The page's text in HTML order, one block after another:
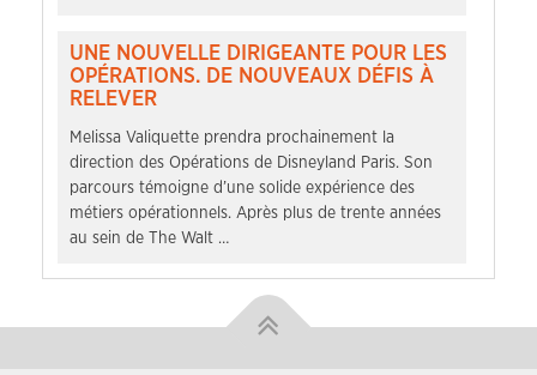
UNE NOUVELLE DIRIGEANTE POUR LES
OPÉRATIONS. DE NOUVEAUX DÉFIS À
RELEVER
Melissa Valiquette prendra prochainement la
direction des Opérations de Disneyland Paris. Son
parcours témoigne d’une solide expérience des
métiers opérationnels. Après plus de trente années
au sein de The Walt …